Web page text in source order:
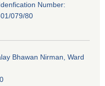
Number:
079/80
Bhawan Nirman, Ward